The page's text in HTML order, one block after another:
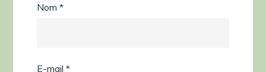
Nom*
E-mail*